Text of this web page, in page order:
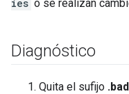
ies o se realizan
Diagnóstico
Quita el sufijo .bad